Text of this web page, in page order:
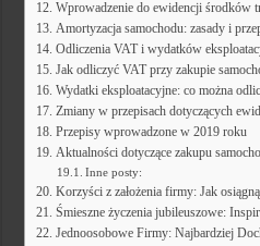
Wprowadzenie do ewidencji środków
Amortyzacja samochodu: zasady i
Odliczenia VAT i wydatków
Jak odliczyć VAT przy zakupie
Wydatki eksploatacyjne: co można
Zmiany w przepisach dotyczących
Przepisy wprowadzone w 2019 roku
Aktualności dotyczące zakupu
Inne posty:
Korzyści z założenia firmy: Jak
Śmieszne życzenia jubileuszowe:
Jednoosobowe Firmy: Najbardziej